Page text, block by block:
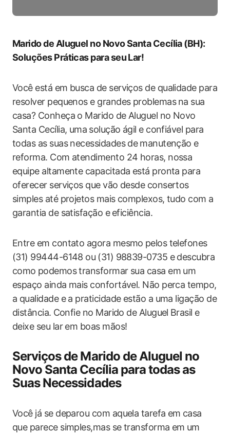
Marido de Aluguel no Novo Santa Cecília‌ (BH):‌
Soluções Práticas para seu Lar!
Você está em busca de serviços‍ de qualidade para
resolver pequenos e grandes problemas ⁣na sua
casa? Conheça o Marido de Aluguel no Novo
Santa Cecília, uma ⁤solução ‍ágil ‌e confiável para
todas as suas necessidades de ⁢manutenção⁢ e
reforma. Com ‍atendimento 24 horas, nossa‍
equipe altamente capacitada está pronta para
oferecer serviços que vão desde consertos
simples até projetos mais complexos, tudo com a
garantia de​ satisfação e⁤ eficiência.
Entre em contato agora mesmo ⁤pelos telefones
(31) 99444-6148 ou ⁣(31) 98839-0735 e descubra
como⁣ podemos transformar sua casa em um
espaço ainda mais confortável. Não perca tempo,
a qualidade e a praticidade estão a uma ligação‍ de
distância.⁢ Confie no Marido de Aluguel⁢ Brasil e
deixe seu lar em boas mãos!
Serviços de‍ Marido de Aluguel no
Novo Santa Cecília para todas ​as
Suas Necessidades
Você já se deparou com aquela tarefa em⁤ casa⁢
que parece simples,mas ​se transforma em⁣ um